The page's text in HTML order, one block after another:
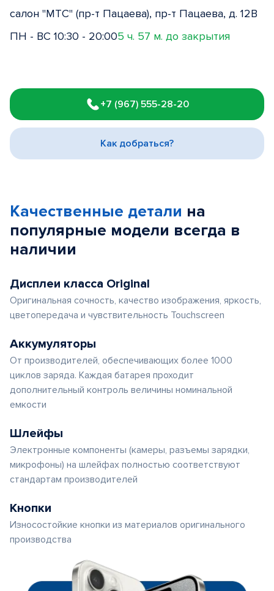
салон "МТС" (пр-т Пацаева), пр-т Пацаева, д. 12В
ПН - ВС 10:30 - 20:005 ч. 57 м. до закрытия
1
of
3
+7 (967) 555-28-20
Как добраться?
Качественные детали на
популярные модели всегда в
наличии
Дисплеи класса Original
Оригинальная сочность, качество изображения, яркость,
цветопередача и чувствительность Touchscreen
Аккумуляторы
От производителей, обеспечивающих более 1000
циклов заряда. Каждая батарея проходит
дополнительный контроль величины номинальной
емкости
Шлейфы
Электронные компоненты (камеры, разъемы зарядки,
микрофоны) на шлейфах полностью соответствуют
стандартам производителей
Кнопки
Износостойкие кнопки из материалов оригинального
производства